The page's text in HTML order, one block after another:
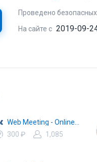
Проведено
На сайте с 2019-09-
300 ₽
1,085